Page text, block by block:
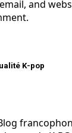
and
K-pop